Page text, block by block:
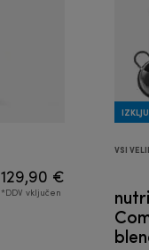
129,90 €
*DDV vključen
VSI